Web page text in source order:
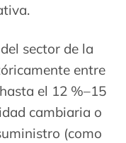
sector de la
entre
el 12 %–15
cambiaria o
(como